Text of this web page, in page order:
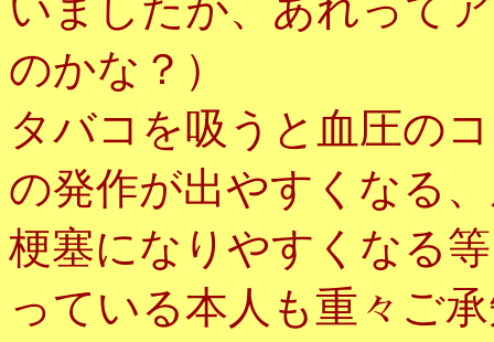
のかな？）
タバコを吸うと血圧の
の発作が出やすくなる
梗塞になりやすくなる
っている本人も重々ご